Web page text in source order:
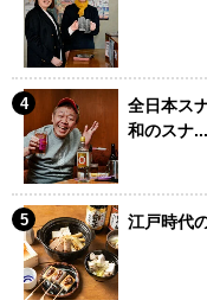
全日本ス
和のスナ...
江戸時代